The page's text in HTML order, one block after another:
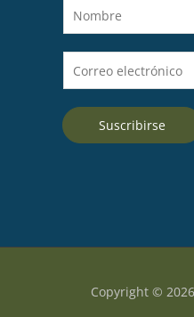
o
m
e
*
o
r
Suscribirse
Copyright ©